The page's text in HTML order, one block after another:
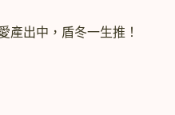
產出中，盾冬一生推！